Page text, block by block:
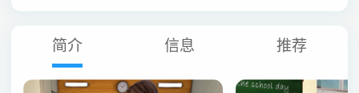
简介 信息 推荐